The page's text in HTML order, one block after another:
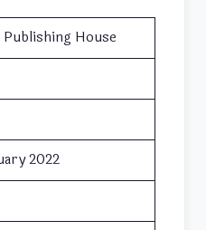
Publishing House
2022